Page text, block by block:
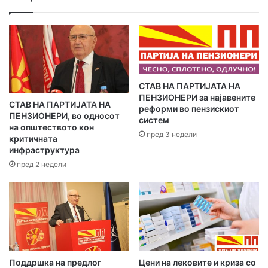
-
м
е
ј
л
а
д
р
е
с
а
т
а
СТАВ НА ПАРТИЈАТА НА
ПЕНЗИОНЕРИ, во односот
на општеството кон
критичната
инфраструктура
пред 2 недели
​СТАВ НА ПАРТИЈАТА НА
ПЕНЗИОНЕРИ за најавените
реформи во пензискиот
систем
пред 3 недели
Поддршка на предлог Цени на лековите и криза со